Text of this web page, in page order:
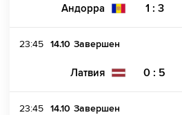
Андорра 1 : 3
23:45 14.10 Завершен
Латвия 0 : 5
23:45 14.10 Завершен